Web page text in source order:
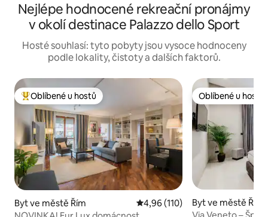
Nejlépe hodnocené rekreační pronájmy
v okolí destinace Palazzo dello Sport
Hosté souhlasí: tyto pobyty jsou vysoce hodnoceny
podle lokality, čistoty a dalších faktorů.
Nejlepší v kategorii Oblíbené u hostů
Oblíbené u hostů
Byt ve městě Řím Průměrné hodnocení 4,96 z 5,
4,96 (110)
Oblíbené u hostů
Oblíbené u hostů
Byt ve městě Řím